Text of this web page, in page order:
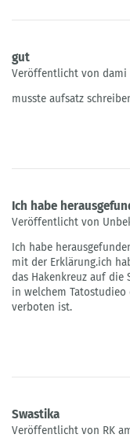
gut
Veröffentlicht von dami
musste aufsatz
Ich habe
Veröffentlicht von
Ich habe
mit der Erklärung.ich
das Hakenkreuz auf
in welchem Tatostudieo
verboten ist.
Swastika
Veröffentlicht von RK